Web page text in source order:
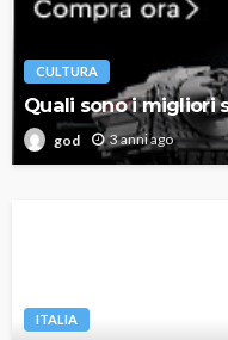
CULTURA
Quali sono i migliori
god 3 anni ago
ITALIA